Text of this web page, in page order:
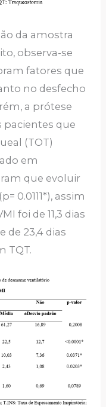
da amostra
observa-se
fatores que
no desfecho
a prótese
pacientes que
(TOT)
em
que evoluir
0.0111*), assim
foi de 11,3 dias
de 23,4 dias
TQT.